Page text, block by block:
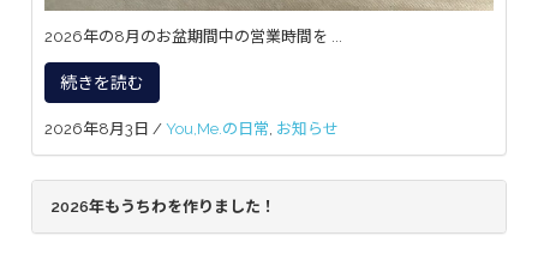
2026年の8月のお盆期間中の営業時間を ...
続きを読む
2026年8月3日 / You,Me.の日常, お知らせ
2026年もうちわを作りました！